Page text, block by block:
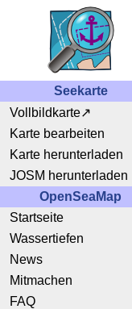
Seekarte
Vollbildkarte
Karte bearbeiten
Karte herunterladen
JOSM herunterladen
OpenSeaMap
Startseite
Wassertiefen
News
Mitmachen
FAQ